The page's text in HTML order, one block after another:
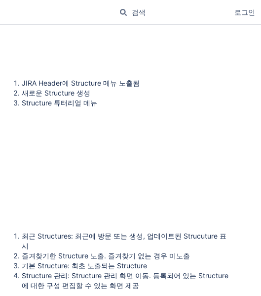
로그인
JIRA Header에 Structure 메뉴 노출됨
새로운 Structure 생성
Structure 튜터리얼 메뉴
최근 Structures: 최근에 방문 또는 생성, 업데이트된 Strucuture 표
시
즐겨찾기한 Structure 노출. 즐겨찾기 없는 경우 미노출
기본 Structure: 최초 노출되는 Structure
Structure 관리: Structure 관리 화면 이동. 등록되어 있는 Structure
에 대한 구성 편집할 수 있는 화면 제공